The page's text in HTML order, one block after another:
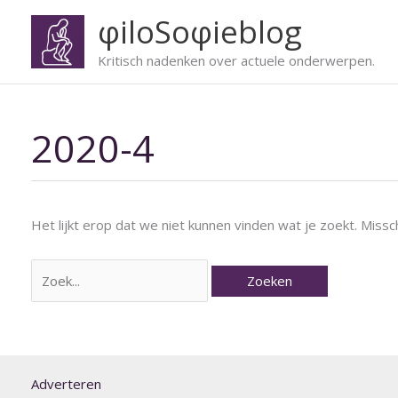
inhoud
φiloSoφieblog
Kritisch nadenken over actuele onderwerpen.
2020-4
Het lijkt erop dat we niet kunnen vinden wat je zoekt.
Zoek
Adverteren